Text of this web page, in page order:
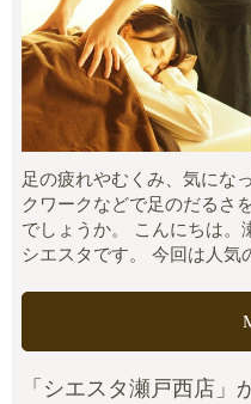
足の疲れやむくみ、気にな
クワークなどで足のだるさ
でしょうか。 こんにちは。
シエスタです。 今回は人
「シエスタ瀬戸西店